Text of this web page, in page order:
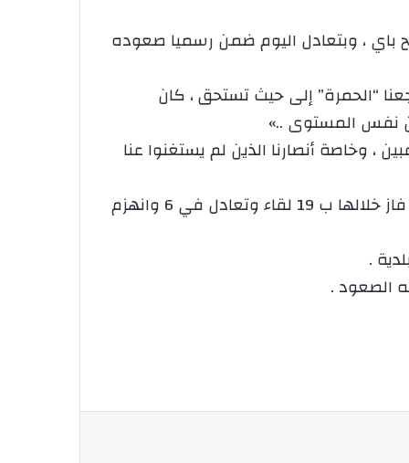
باي ، وبتعادل اليوم ضمن رسميا صعوده
“الحمرة” إلى حيث تستحق ، كان
من نفس المستوى ..»
وخاصة أنصارنا الذين لم يستغنوا عنا
للإشارة فإن الشباب المحلي لعين الكبيرة اختتم مشواره قبل آخر مباراة ب 65 نقطة من أصل 29 جولة فاز خلالها ب 19 لقاء وتعادل في 6 وانهزم
.
الصعود .